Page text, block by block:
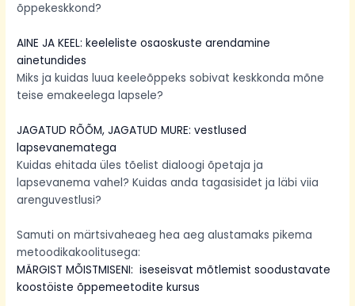
õppekeskkond?
AINE JA KEEL: keeleliste osaoskuste arendamine
ainetundides
Miks ja kuidas luua keeleõppeks sobivat keskkonda mõne
teise emakeelega lapsele?
JAGATUD RÕÕM, JAGATUD MURE: vestlused
lapsevanematega
Kuidas ehitada üles tõelist dialoogi õpetaja ja
lapsevanema vahel? Kuidas anda tagasisidet ja läbi viia
arenguvestlusi?
Samuti on märtsivaheaeg hea aeg alustamaks pikema
metoodikakoolitusega:
MÄRGIST MÕISTMISENI: iseseisvat mõtlemist soodustavate
koostöiste õppemeetodite kursus